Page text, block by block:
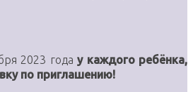
2023 годау каждого ребёнка,
по приглашению!